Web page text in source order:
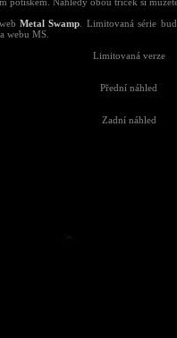
Metal Swamp . Limitovaná série
webu MS.
Limitovaná verze
Přední náhled
Zadní náhled